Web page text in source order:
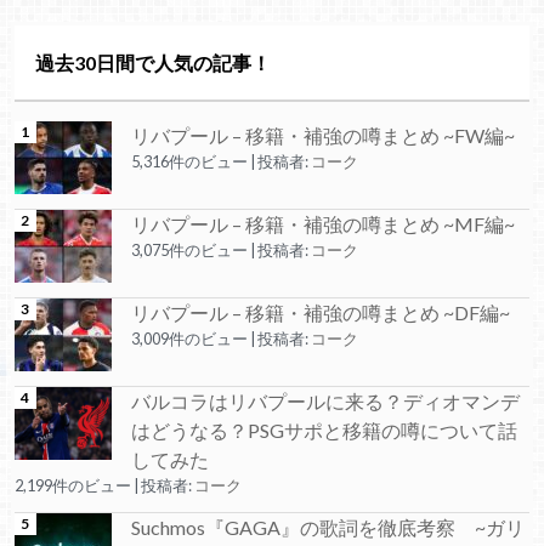
過去30日間で人気の記事！
リバプール – 移籍・補強の噂まとめ ~FW編~
5,316件のビュー 投稿者: コーク
リバプール – 移籍・補強の噂まとめ ~MF編~
3,075件のビュー 投稿者: コーク
リバプール – 移籍・補強の噂まとめ ~DF編~
3,009件のビュー 投稿者: コーク
バルコラはリバプールに来る？ディオマンデ
はどうなる？PSGサポと移籍の噂について話
してみた
2,199件のビュー 投稿者: コーク
Suchmos『GAGA』の歌詞を徹底考察 ~ガリ